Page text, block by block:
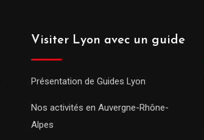
Visiter Lyon avec un guide
Présentation de Guides Lyon
Nos activités en Auvergne-Rhône-
Alpes